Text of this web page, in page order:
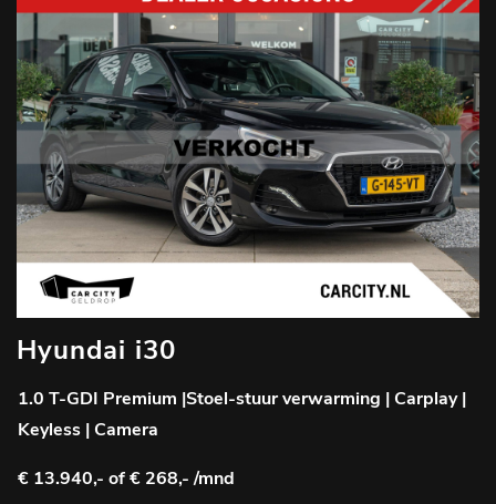
Hyundai i30
1.0 T-GDI Premium |Stoel-stuur verwarming | Carplay |
Keyless | Camera
€ 13.940,- of € 268,- /mnd